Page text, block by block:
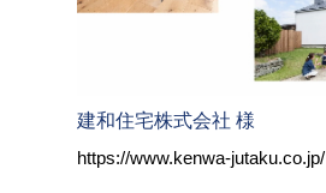
建和住宅株式会社 様
https://www.kenwa-jutaku.co.jp/